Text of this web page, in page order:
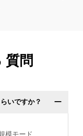
質問
いですか？
模モード